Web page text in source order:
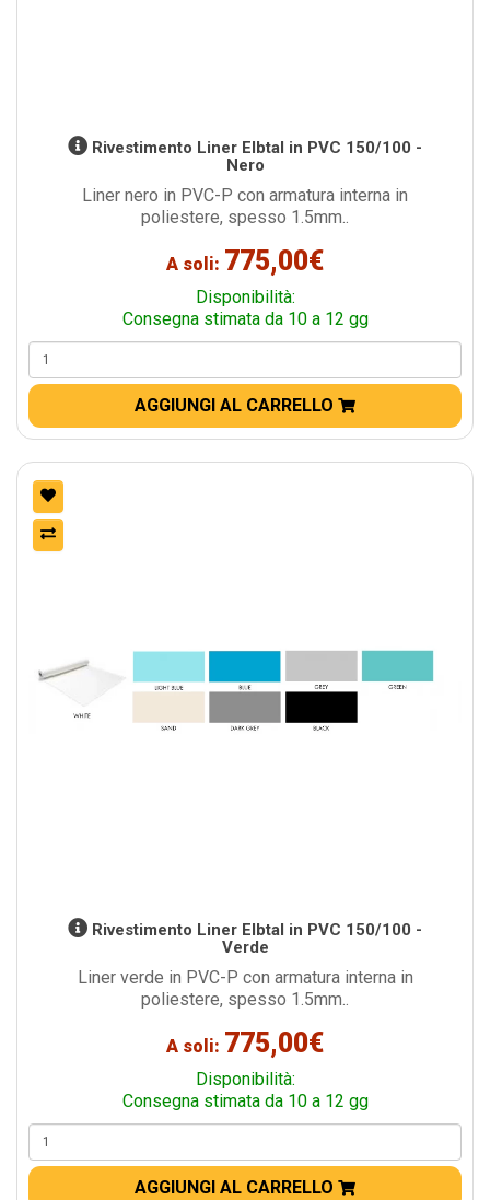
Rivestimento Liner Elbtal in PVC 150/100 -
Nero
Liner nero in PVC-P con armatura interna in
poliestere, spesso 1.5mm..
A soli: 775,00€
Disponibilità:
Consegna stimata da 10 a 12 gg
AGGIUNGI AL CARRELLO
Rivestimento Liner Elbtal in PVC 150/100 -
Verde
Liner verde in PVC-P con armatura interna in
poliestere, spesso 1.5mm..
A soli: 775,00€
Disponibilità:
Consegna stimata da 10 a 12 gg
AGGIUNGI AL CARRELLO